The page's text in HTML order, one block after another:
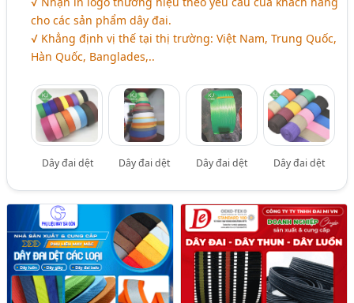
cho các sản phẩm dây đai.
√ Khẳng định vị thế tại thị trường: Việt Nam, Trung Quốc,
Hàn Quốc, Banglades,..
Dây đai dệt Dây đai dệt Dây đai dệt Dây đai dệt